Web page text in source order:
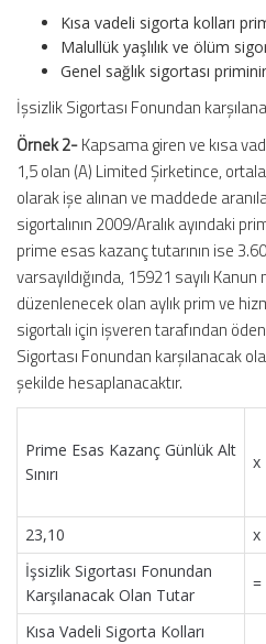
Kısa vadeli sigorta kolları
Malullük yaşlılık ve ölüm
Genel sağlık sigortası
İşsizlik Sigortası Fonundan
Örnek 2-Kapsama giren ve kısa
1,5 olan (A) Limited Şirketince,
olarak işe alınan ve maddede
sigortalının 2009/Aralık ayındaki
prime esas kazanç tutarının ise
varsayıldığında, 15921 sayılı
düzenlenecek olan aylık prim ve
sigortalı için işveren tarafından
Sigortası Fonundan karşılanacak
şekilde hesaplanacaktır.
Prime Esas Kazanç Günlük Alt
Sınırı
x
23,10 x
İşsizlik Sigortası Fonundan
Karşılanacak Olan Tutar
=
Kısa Vadeli Sigorta Kolları